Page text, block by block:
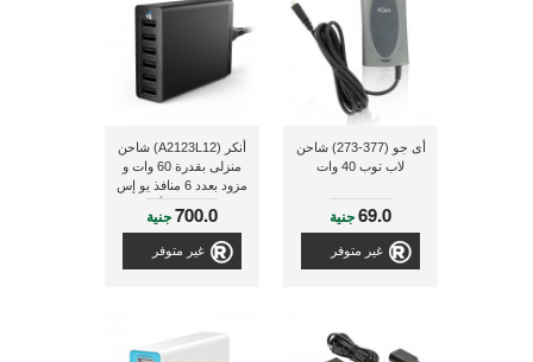
أى جو (377-273) شاحن
لاب توب 40 وات
69.0جنية
غير متوفر
أنكر (A2123L12) شاحن
منزلى بقدرة 60 وات و
مزود بعدد 6 منافذ يو إس
بى و ذو لون أسود
700.0جنية
غير متوفر